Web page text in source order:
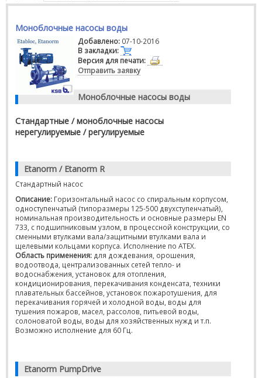
Моноблочные насосы воды
Добавлено: 07-10-2016
В закладки:
Версия для печати:
Отправить заявку
Моноблочные насосы воды
Стандартные / моноблочные насосы
нерегулируемые / регулируемые
Etanorm / Etanorm R
Стандартный насос
Описание: Горизонтальный насос со спиральным корпусом,
одноступенчатый (типоразмеры 125-500 двухступенчатый),
номинальная производительность и основные размеры EN
733, с подшипниковым узлом, в процессной конструкции, со
сменными втулками вала/защитными втулками вала и
щелевыми кольцами корпуса. Исполнение по АТЕХ.
Область применения: для дождевания, орошения,
водоотвода, централизованных сетей тепло- и
водоснабжения, установок для отопления,
кондиционирования, перекачивания конденсата, техники
плавательных бассейнов, установок пожаротушения, для
перекачивания горячей и холодной воды, воды для
тушения пожаров, масел, рассолов, питьевой воды,
солоноватой воды, воды для хозяйственных нужд и т.п.
Возможно исполнение для 60 Гц.
Etanorm PumpDrive